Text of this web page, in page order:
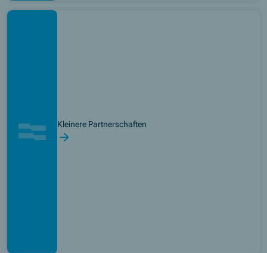
Kleinere Partnerschaften